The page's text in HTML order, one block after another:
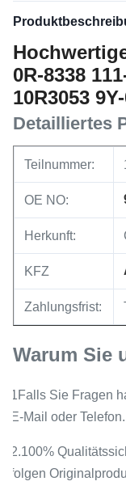
0R-8338
10R3053
9Y3773
Detailliertes
Teilnummer:
OE NO:
Herkunft:
KFZ
Zahlungsfrist:
Warum Sie
1Falls Sie Fragen
E-Mail oder Telefon.
2.100%
folgen